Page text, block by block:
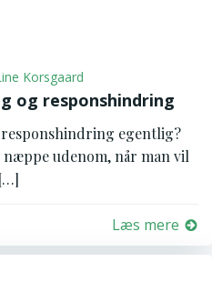
Korsgaard
og responshindring
egentlig?
udenom, når man vil
[…]
Læs mere